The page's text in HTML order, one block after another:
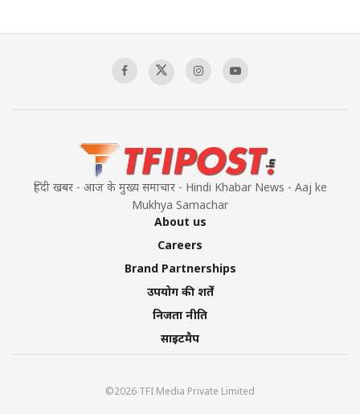
हिंदी खबर - आज के मुख्य समाचार - Hindi Khabar News - Aaj ke
Mukhya Samachar
About us
Careers
Brand Partnerships
उपयोग की शर्तें
निजता नीति
साइटमैप
©2026 TFI Media Private Limited